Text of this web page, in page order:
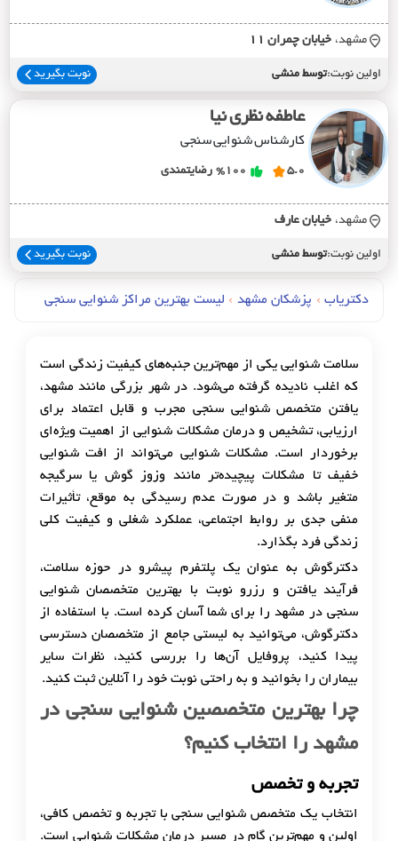
مشهد، خيابان چمران 11
اولین نوبت:توسط منشی نوبت بگیرید
عاطفه نظری نیا
کارشناس شنوایی سنجی
5.0
%100 رضایتمندی
مشهد، خيابان عارف
اولین نوبت:توسط منشی نوبت بگیرید
دکتریاب › پزشکان مشهد › لیست بهترین مراکز شنوایی سنجی
سلامت شنوایی یکی از مهم‌ترین جنبه‌های کیفیت زندگی است
که اغلب نادیده گرفته می‌شود. در شهر بزرگی مانند مشهد،
یافتن متخصص شنوایی سنجی مجرب و قابل اعتماد برای
ارزیابی، تشخیص و درمان مشکلات شنوایی از اهمیت ویژه‌ای
برخوردار است. مشکلات شنوایی می‌تواند از افت شنوایی
خفیف تا مشکلات پیچیده‌تر مانند وزوز گوش یا سرگیجه
متغیر باشد و در صورت عدم رسیدگی به موقع، تأثیرات
منفی جدی بر روابط اجتماعی، عملکرد شغلی و کیفیت کلی
زندگی فرد بگذارد.
دکترگوش به عنوان یک پلتفرم پیشرو در حوزه سلامت،
فرآیند یافتن و رزرو نوبت با بهترین متخصصان شنوایی
سنجی در مشهد را برای شما آسان کرده است. با استفاده از
دکترگوش، می‌توانید به لیستی جامع از متخصصان دسترسی
پیدا کنید، پروفایل آن‌ها را بررسی کنید، نظرات سایر
بیماران را بخوانید و به راحتی نوبت خود را آنلاین ثبت کنید.
چرا بهترین متخصصین شنوایی سنجی در
مشهد را انتخاب کنیم؟
تجربه و تخصص
انتخاب یک متخصص شنوایی سنجی با تجربه و تخصص کافی،
اولین و مهم‌ترین گام در مسیر درمان مشکلات شنوایی است.